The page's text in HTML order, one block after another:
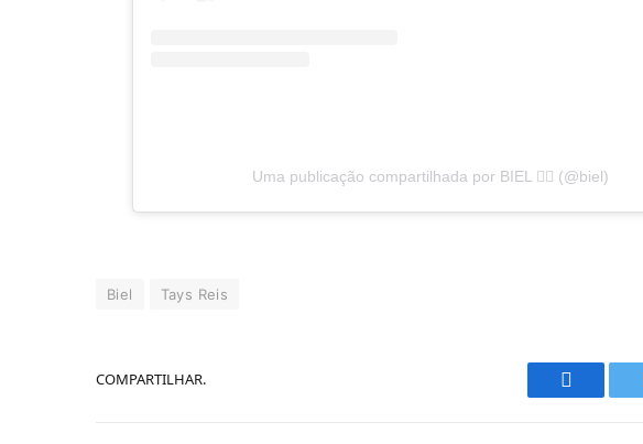
Uma publicação compartilhada por BIEL 🐦‍🔥 (@biel)
Biel Tays Reis
COMPARTILHAR.
Facebook